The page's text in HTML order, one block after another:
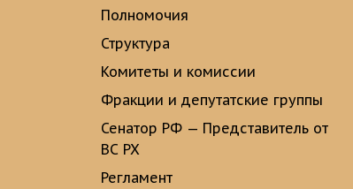
Полномочия
Структура
Комитеты и комиссии
Фракции и депутатские группы
Сенатор РФ — Представитель от
ВС РХ
Регламент